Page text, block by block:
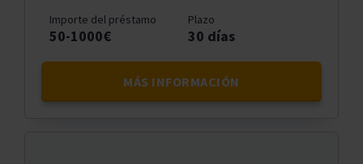
Importe del préstamo
50-1000€
Plazo
30 días
MÁS INFORMACIÓN